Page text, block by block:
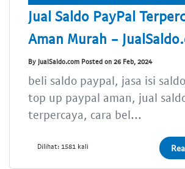
Jual Saldo PayPal
Aman Murah -
By JualSaldo.com Posted on 26 Feb, 2024
beli saldo paypal, jasa isi
top up paypal aman, jual
terpercaya, cara bel...
Dilihat: 1581 kali